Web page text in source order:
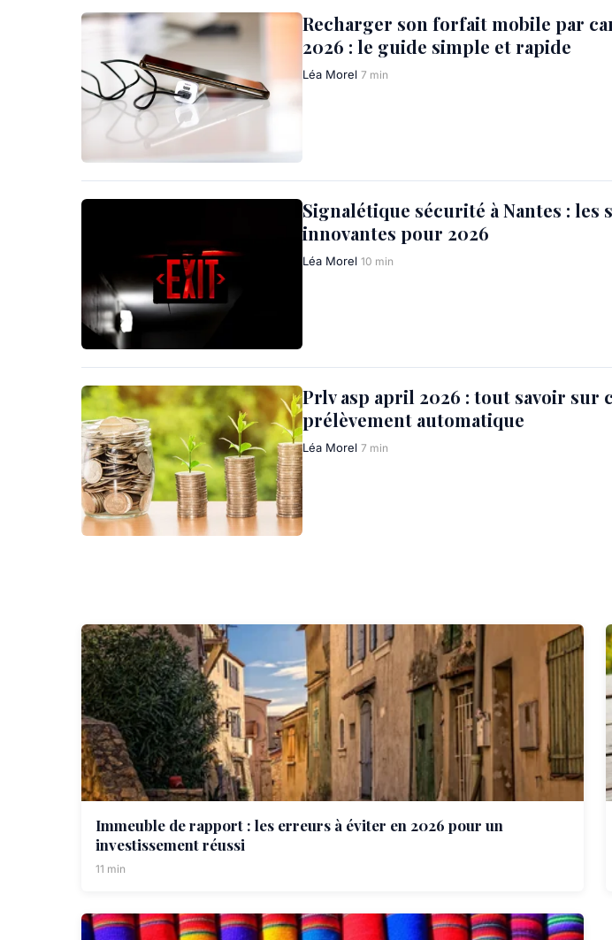
Recharger son forfait mobile par
2026 : le guide simple et rapide
Léa Morel 7 min
Signalétique sécurité à Nantes : les
innovantes pour 2026
Léa Morel 10 min
Prlv asp april 2026 : tout savoir sur
prélèvement automatique
Léa Morel 7 min
Immeuble de rapport : les erreurs à éviter en 2026 pour un
investissement réussi
11 min